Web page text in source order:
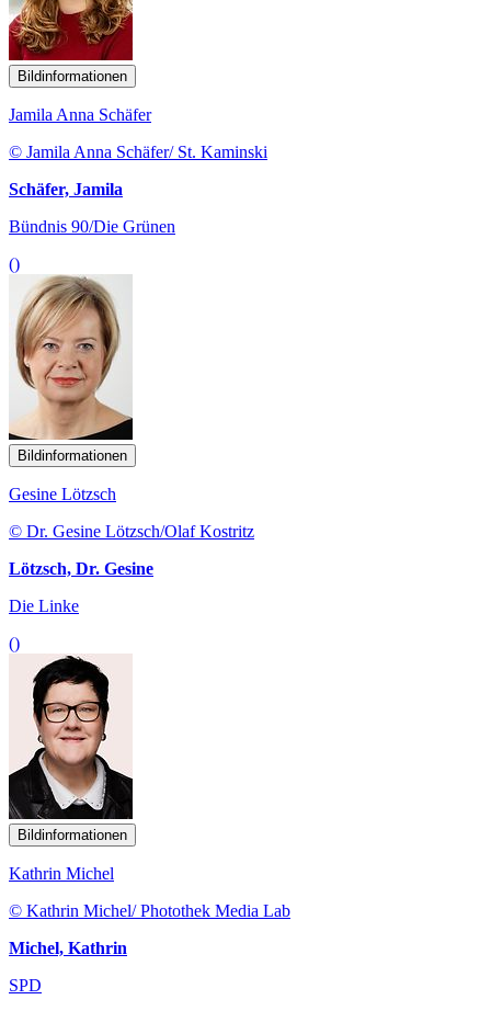
Bildinformationen
Jamila Anna Schäfer
© Jamila Anna Schäfer/ St. Kaminski
Schäfer, Jamila
Bündnis 90/Die Grünen
()
Bildinformationen
Gesine Lötzsch
© Dr. Gesine Lötzsch/Olaf Kostritz
Lötzsch, Dr. Gesine
Die Linke
()
Bildinformationen
Kathrin Michel
© Kathrin Michel/ Photothek Media Lab
Michel, Kathrin
SPD